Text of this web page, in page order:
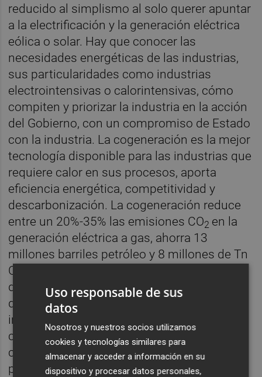
reducido al simplismo al solo querer apuntar
a la electrificación y la generación eléctrica
eólica o solar. Hay que conocer las
necesidades energéticas de las industrias,
sus particularidades como industrias
electrointensivas o calorintensivas, cómo
compiten y priorizar la industria en la acción
del Gobierno, con un compromiso de Estado
con la industria. La cogeneración es la mejor
tecnología disponible para las industrias que
requiere calor en sus procesos, aporta
eficiencia energética, competitividad y
descarbonización. La cogeneración reduce
entre un 20%-35% las emisiones CO2 en la
generación eléctrica a gas, ahorra 13
millones barriles petróleo y 8 millones de Tn
CO
desempeñar un enorme papel en la
descarbonización industrial, manteniendo e
impulsando al mismo tiempo la
competitividad. Las ventajas de la
cogeneración no ha pasado inadvertidas
para otros países como Alemania o Italia en
Uso responsable de sus
datos
Nosotros y nuestros socios utilizamos
cookies y tecnologías similares para
almacenar y acceder a información en su
dispositivo y procesar datos personales,